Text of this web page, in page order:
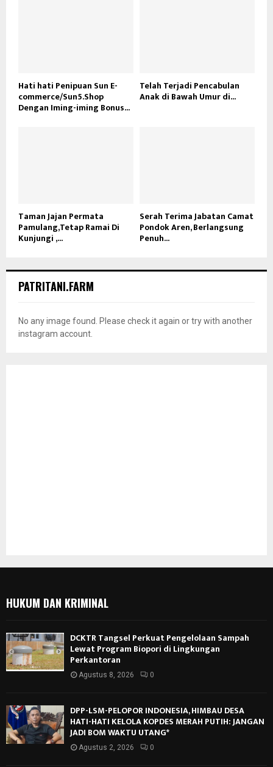
Hati hati Penipuan Sun E-
commerce/Sun5.Shop
Dengan Iming-iming Bonus...
Telah Terjadi Pencabulan
Anak di Bawah Umur di...
Taman Jajan Permata
Pamulang,Tetap Ramai Di
Kunjungi ,...
Serah Terima Jabatan Camat
Pondok Aren, Berlangsung
Penuh...
PATRITANI.FARM
No any image found. Please check it again or try with another
instagram account.
HUKUM DAN KRIMINAL
DCKTR Tangsel Perkuat Pengelolaan Sampah
Lewat Program Biopori di Lingkungan
Perkantoran
Agustus 8, 2026 0
DPP-LSM-PELOPOR INDONESIA, HIMBAU DESA
HATI-HATI KELOLA KOPDES MERAH PUTIH: JANGAN
JADI BOM WAKTU UTANG*
Agustus 2, 2026 0